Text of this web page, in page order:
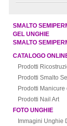
SMALTO
GEL UNGHIE
SMALTO
CATALOGO
Prodotti
Prodotti Smalto
Prodotti Manicure
Prodotti Nail Art
FOTO UNGHIE
Immagini Unghie